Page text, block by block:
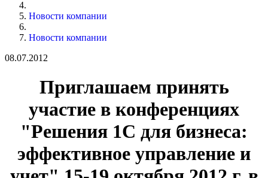
Новости компании
Новости компании
08.07.2012
Приглашаем принять
участие в конференциях
"Решения 1С для бизнеса:
эффективное управление и